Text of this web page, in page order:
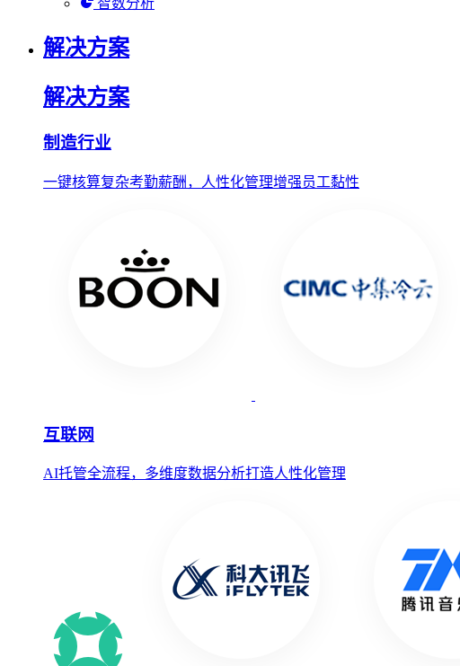
解决方案
解决方案
制造行业
一键核算复杂考勤薪酬，人性化管理增强员工黏性
互联网
AI托管全流程，多维度数据分析打造人性化管理